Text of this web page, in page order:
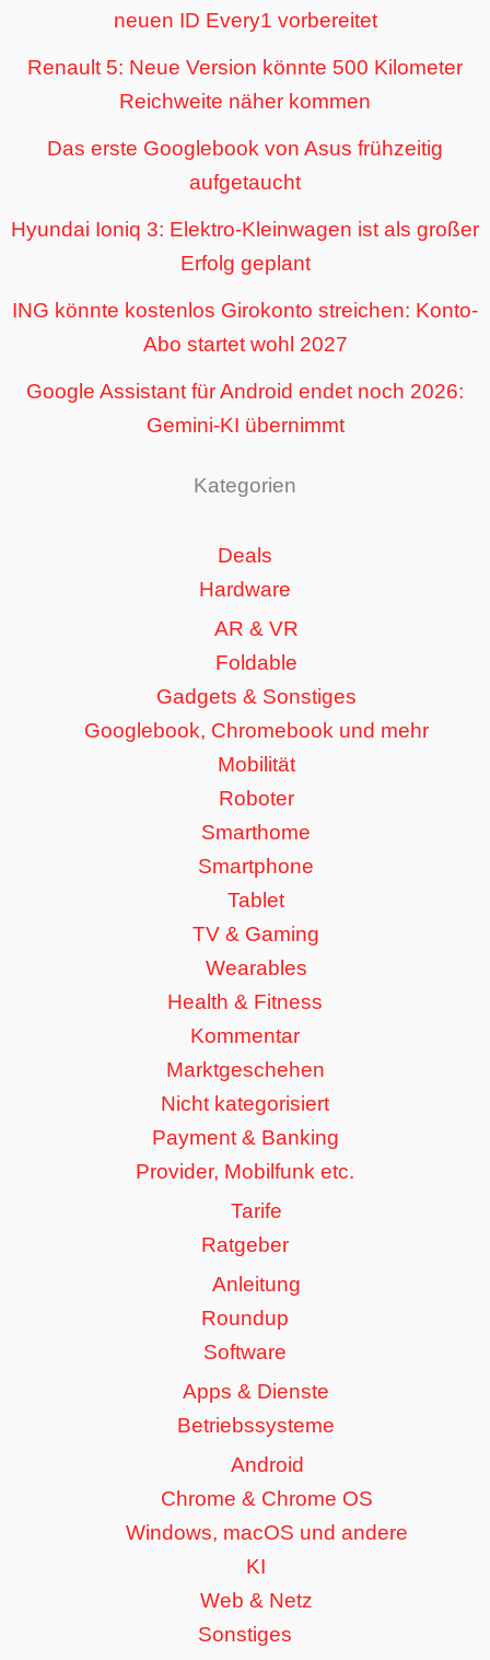
neuen ID Every1 vorbereitet
Renault 5: Neue Version könnte 500 Kilometer
Reichweite näher kommen
Das erste Googlebook von Asus frühzeitig
aufgetaucht
Hyundai Ioniq 3: Elektro-Kleinwagen ist als großer
Erfolg geplant
ING könnte kostenlos Girokonto streichen: Konto-
Abo startet wohl 2027
Google Assistant für Android endet noch 2026:
Gemini-KI übernimmt
Kategorien
Deals
Hardware
AR & VR
Foldable
Gadgets & Sonstiges
Googlebook, Chromebook und mehr
Mobilität
Roboter
Smarthome
Smartphone
Tablet
TV & Gaming
Wearables
Health & Fitness
Kommentar
Marktgeschehen
Nicht kategorisiert
Payment & Banking
Provider, Mobilfunk etc.
Tarife
Ratgeber
Anleitung
Roundup
Software
Apps & Dienste
Betriebssysteme
Android
Chrome & Chrome OS
Windows, macOS und andere
KI
Web & Netz
Sonstiges